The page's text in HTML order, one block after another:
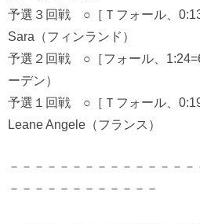
予選３回戦 ○［Ｔフォール、
Sara（フィンランド）
予選２回戦 ○［フォール、
ーデン）
予選１回戦 ○［Ｔフォール、
Leane Angele（フランス）
－－－－－－－－－－－－－－
－－－－－－－－－－－－